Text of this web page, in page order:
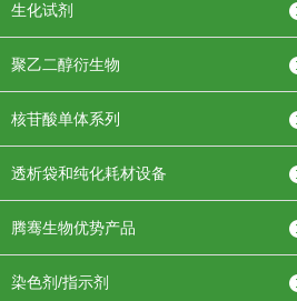
生化试剂
聚乙二醇衍生物
核苷酸单体系列
透析袋和纯化耗材设备
腾骞生物优势产品
染色剂/指示剂